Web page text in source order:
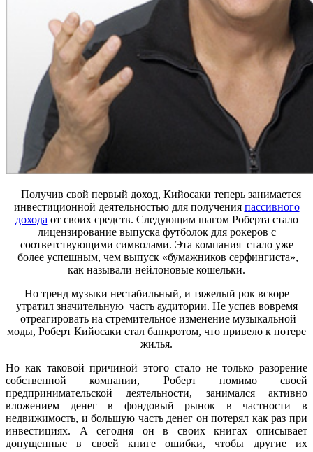
Получив свой первый доход, Кийосаки теперь занимается
инвестиционной деятельностью для получения пассивного
дохода от своих средств. Следующим шагом Роберта стало
лицензирование выпуска футболок для рокеров с
соответствующими символами. Эта компания стало уже
более успешным, чем выпуск «бумажников серфингиста»,
как называли нейлоновые кошельки.
Но тренд музыки нестабильный, и тяжелый рок вскоре
утратил значительную часть аудитории. Не успев вовремя
отреагировать на стремительное изменение музыкальной
моды, Роберт Кийосаки стал банкротом, что привело к потере
жилья.
Но как таковой причиной этого стало не только разорение
собственной компании, Роберт помимо своей
предпринимательской деятельности, занимался активно
вложением денег в фондовый рынок в частности в
недвижимость, и большую часть денег он потерял как раз при
инвестициях. А сегодня он в своих книгах описывает
допущенные в своей книге ошибки, чтобы другие их